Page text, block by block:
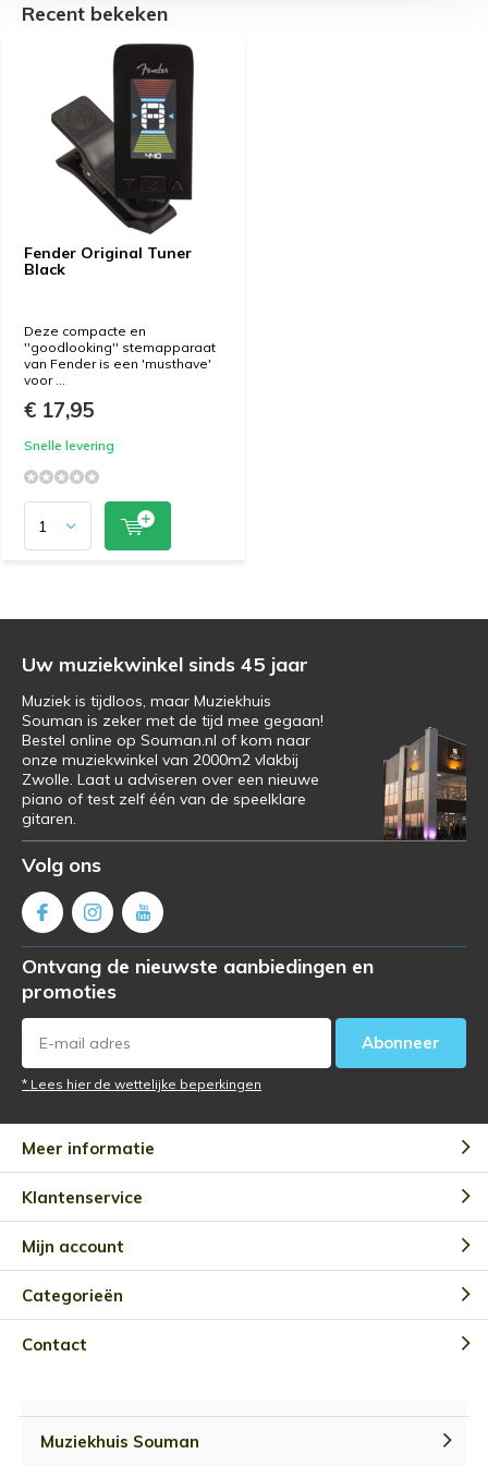
Recent bekeken
Fender Original Tuner
Black
Deze compacte en
''goodlooking'' stemapparaat
van Fender is een 'musthave'
voor ...
€ 17,95
Snelle levering
Uw muziekwinkel sinds 45 jaar
Muziek is tijdloos, maar Muziekhuis
Souman is zeker met de tijd mee gegaan!
Bestel online op Souman.nl of kom naar
onze muziekwinkel van 2000m2 vlakbij
Zwolle. Laat u adviseren over een nieuwe
piano of test zelf één van de speelklare
gitaren.
Volg ons
Ontvang de nieuwste aanbiedingen en
promoties
Abonneer
* Lees hier de wettelijke beperkingen
Meer informatie
Klantenservice
Mijn account
Categorieën
Contact
Muziekhuis Souman